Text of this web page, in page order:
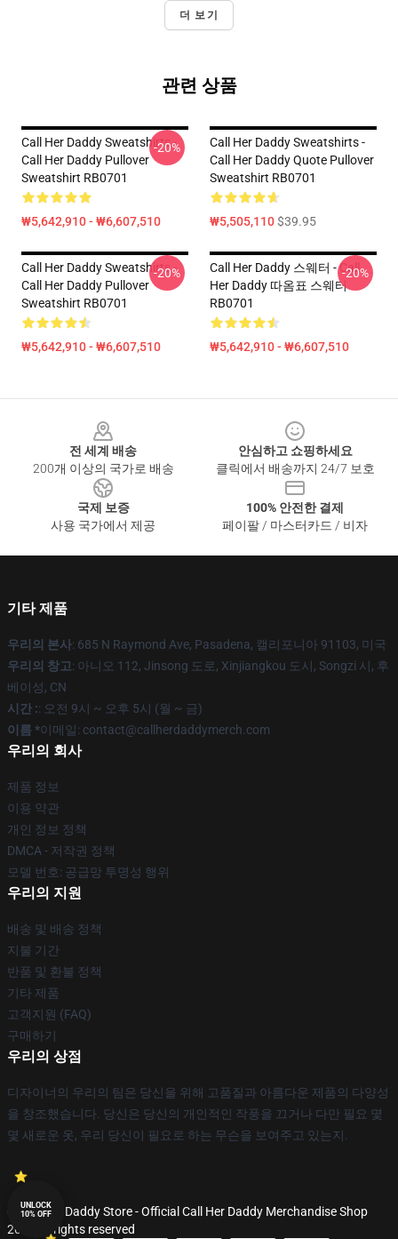
더 보기
관련 상품
Call Her Daddy Sweatshirts -
Call Her Daddy Pullover
Sweatshirt RB0701
₩5,642,910 - ₩6,607,510
-20%
Call Her Daddy Sweatshirts -
Call Her Daddy Quote Pullover
Sweatshirt RB0701
₩5,505,110$39.95
Call Her Daddy Sweatshirts -
Call Her Daddy Pullover
Sweatshirt RB0701
₩5,642,910 - ₩6,607,510
-20%
Call Her Daddy 스웨터 - Call
Her Daddy 따옴표 스웨터
RB0701
₩5,642,910 - ₩6,607,510
-20%
전 세계 배송
200개 이상의 국가로 배송
안심하고 쇼핑하세요
클릭에서 배송까지 24/7 보호
국제 보증
사용 국가에서 제공
100% 안전한 결제
페이팔 / 마스터카드 / 비자
기타 제품
우리의 본사: 685 N Raymond Ave, Pasadena, 캘리포니아 91103, 미국
우리의 창고: 아니오 112, Jinsong 도로, Xinjiangkou 도시, Songzi 시, 후
베이성, CN
시간 :: 오전 9시 ~ 오후 5시 (월 ~ 금)
이름 *이메일: contact@callherdaddymerch.com
우리의 회사
제품 정보
이용 약관
개인 정보 정책
DMCA - 저작권 정책
모델 번호: 공급망 투명성 행위
우리의 지원
배송 및 배송 정책
지불 기간
반품 및 환불 정책
기타 제품
고객지원 (FAQ)
구매하기
우리의 상점
디자이너의 우리의 팀은 당신을 위해 고품질과 아름다운 제품의 다양성
을 창조했습니다. 당신은 당신의 개인적인 작풍을 끄거나 다만 필요 몇
몇 새로운 옷, 우리 당신이 필요로 하는 무슨을 보여주고 있는지.
© Call Her Daddy Store - Official Call Her Daddy Merchandise Shop
2026 all rights reserved
UNLOCK
10% OFF